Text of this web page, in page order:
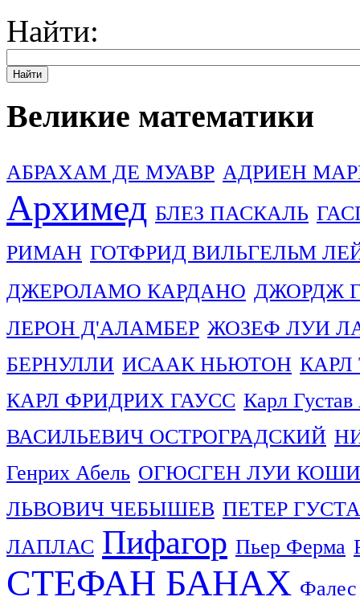
Найти:
Великие математики
АБРАХАМ ДЕ МУАВР АДРИЕН
Архимед БЛЕЗ ПАСКАЛЬ
РИМАН ГОТФРИД ВИЛЬГЕЛЬМ
ДЖЕРОЛАМО КАРДАНО ДЖОРДЖ
ЛЕРОН Д'АЛАМБЕР ЖОЗЕФ ЛУИ
БЕРНУЛЛИ ИСААК НЬЮТОН КАРЛ
КАРЛ ФРИДРИХ ГАУСС Карл
ВАСИЛЬЕВИЧ ОСТРОГРАДСКИЙ
Генрих Абель ОГЮСГЕН ЛУИ КОШИ
ЛЬВОВИЧ ЧЕБЫШЕВ ПЕТЕР
ЛАПЛАС Пифагор Пьер Ферма
СТЕФАН БАНАХ